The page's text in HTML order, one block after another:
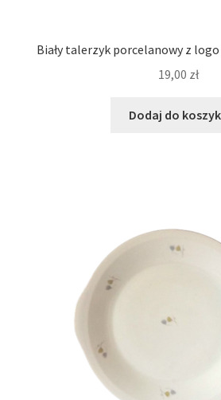
Biały talerzyk porcelanowy z logo
19,00 zł
Dodaj do